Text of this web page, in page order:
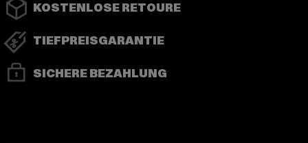
KOSTENLOSE RETOURE
TIEFPREISGARANTIE
SICHERE BEZAHLUNG